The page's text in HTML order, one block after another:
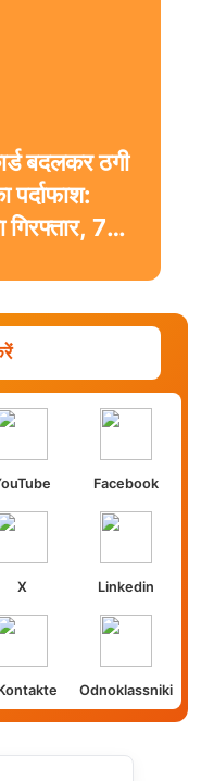
बदलकर ठगी
पर्दाफाश:
गिरफ्तार, 74
Facebook
X Linkedin
Odnoklassniki